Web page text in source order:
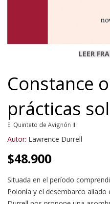
LEER
Constance
prácticas
El Quinteto de Avignón III
Autor: Lawrence Durrell
$48.900
Situada en el período
Polonia y el desembarco